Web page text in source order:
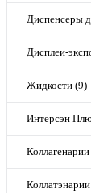
Диспенсеры
Дисплеи-
Жидкости (9)
Интерсэн